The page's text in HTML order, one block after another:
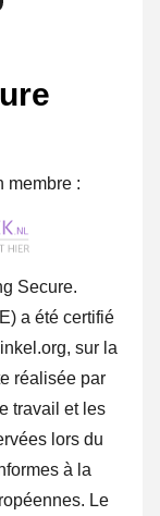
membre :
Secure.
a été certifié
sur la
réalisée par
travail et les
lors du
à la
Le